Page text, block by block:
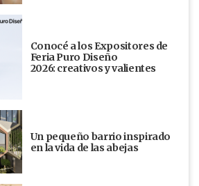
Conocé a los Expositores de
Feria Puro Diseño
2026: creativos y valientes
Un pequeño barrio inspirado
en la vida de las abejas